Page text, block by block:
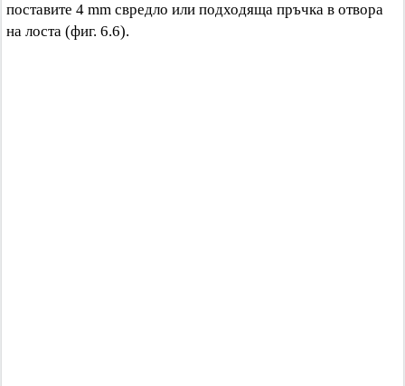
поставите 4 mm свредло или подходяща пръчка в отвора
на лоста (фиг. 6.6).